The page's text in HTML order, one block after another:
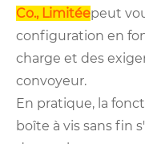
Co., Limitéepeut
configuration en
charge et des
convoyeur.
En pratique, la
boîte à vis sans fin